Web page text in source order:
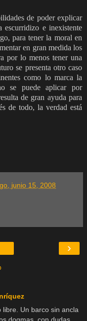
de poder explicar
escurridizo e inexistente
para tener la moral en
en gran medida los
por lo menos tener una
se presenta otro caso
como lo marca la
se puede aplicar por
de gran ayuda para
de todo, la verdad está
junio 15, 2008
›
Un barco sin ancla